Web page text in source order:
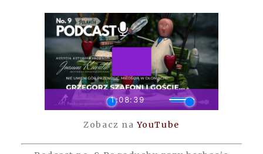
Zobacz na YouTube